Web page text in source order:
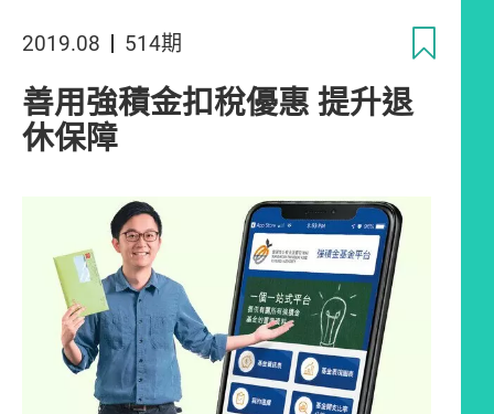
2019.08 514期
善用強積金扣稅優惠 提升退
休保障